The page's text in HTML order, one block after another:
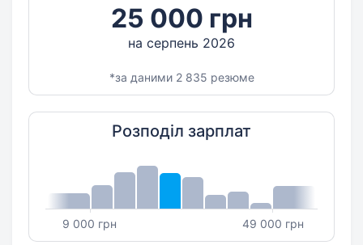
25 000 грн
на серпень 2026
*за даними 2 835 резюме
Розподіл зарплат
9 000 грн 49 000 грн